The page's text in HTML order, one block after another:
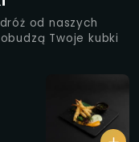
od naszych
Twoje kubki